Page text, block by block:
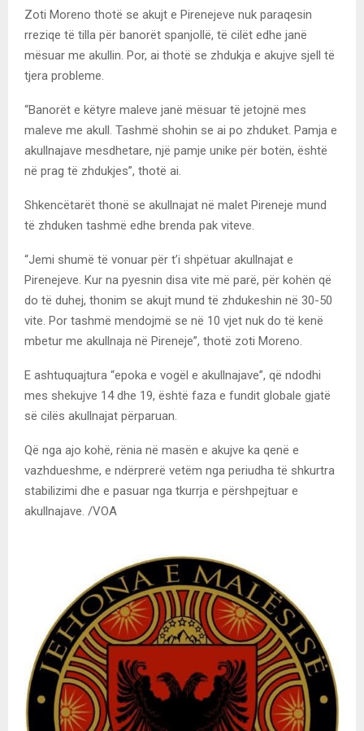
Zoti Moreno thotë se akujt e Pirenejeve nuk paraqesin
rreziqe të tilla për banorët spanjollë, të cilët edhe janë
mësuar me akullin. Por, ai thotë se zhdukja e akujve sjell të
tjera probleme.
“Banorët e këtyre maleve janë mësuar të jetojnë mes
maleve me akull. Tashmë shohin se ai po zhduket. Pamja e
akullnajave mesdhetare, një pamje unike për botën, është
në prag të zhdukjes”, thotë ai.
Shkencëtarët thonë se akullnajat në malet Pireneje mund
të zhduken tashmë edhe brenda pak viteve.
“Jemi shumë të vonuar për t’i shpëtuar akullnajat e
Pirenejeve. Kur na pyesnin disa vite më parë, për kohën që
do të duhej, thonim se akujt mund të zhdukeshin në 30-50
vite. Por tashmë mendojmë se në 10 vjet nuk do të kenë
mbetur me akullnaja në Pireneje”, thotë zoti Moreno.
E ashtuquajtura “epoka e vogël e akullnajave”, që ndodhi
mes shekujve 14 dhe 19, është faza e fundit globale gjatë
së cilës akullnajat përparuan.
Që nga ajo kohë, rënia në masën e akujve ka qenë e
vazhdueshme, e ndërprerë vetëm nga periudha të shkurtra
stabilizimi dhe e pasuar nga tkurrja e përshpejtuar e
akullnajave. /VOA